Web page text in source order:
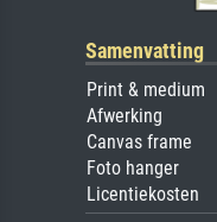
Samenvatting
Print & medium
Afwerking
Canvas frame
Foto hanger
Licentiekosten